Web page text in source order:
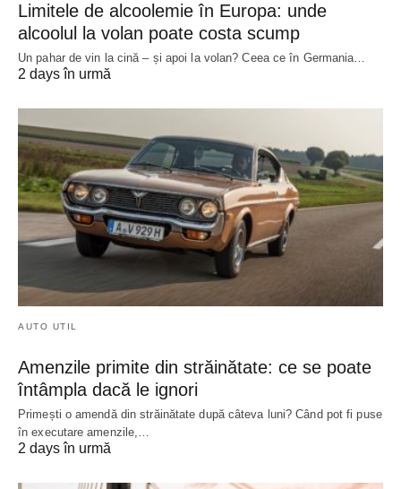
Limitele de alcoolemie în Europa: unde
alcoolul la volan poate costa scump
Un pahar de vin la cină – și apoi la volan? Ceea ce în Germania…
2 days în urmă
AUTO UTIL
Amenzile primite din străinătate: ce se poate
întâmpla dacă le ignori
Primești o amendă din străinătate după câteva luni? Când pot fi puse
în executare amenzile,…
2 days în urmă